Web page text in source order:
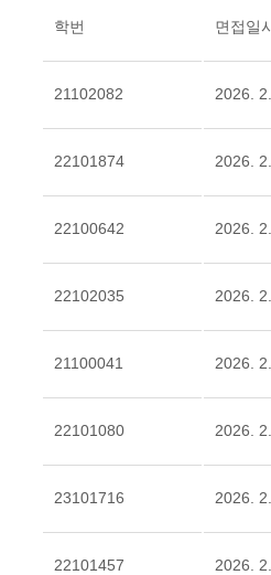
학번 면접일
21102082 2026.
22101874 2026.
22100642 2026.
22102035 2026.
21100041 2026.
22101080 2026.
23101716 2026.
22101457 2026.